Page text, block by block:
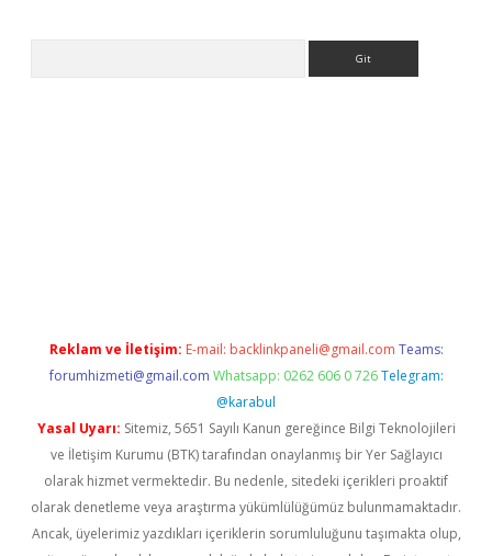
Reklam ve İletişim: E-mail: backlinkpaneli@gmail.com Teams:
forumhizmeti@gmail.com Whatsapp: 0262 606 0 726 Telegram:
@karabul
Yasal Uyarı: Sitemiz, 5651 Sayılı Kanun gereğince Bilgi Teknolojileri
ve İletişim Kurumu (BTK) tarafından onaylanmış bir Yer Sağlayıcı
olarak hizmet vermektedir. Bu nedenle, sitedeki içerikleri proaktif
olarak denetleme veya araştırma yükümlülüğümüz bulunmamaktadır.
Ancak, üyelerimiz yazdıkları içeriklerin sorumluluğunu taşımakta olup,